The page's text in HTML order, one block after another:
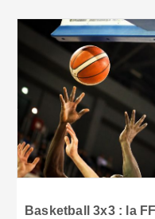
Basketball 3x3 : la